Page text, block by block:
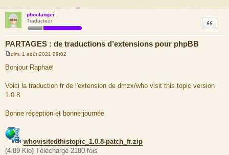
pboulanger
Traducteur
PARTAGES : de traductions d’extensions pour phpBB
Citation
s
a
g
e
dim. 1 août 2021 09:02
Bonjour Raphaël
Voici la traduction fr de l'extension de dmzx/who visit this topic version
1.0.8
Bonne réception et bonne journée
whovisitedthistopic_1.0.8-patch_fr.zip
(4.89 Kio) Téléchargé 2180 fois